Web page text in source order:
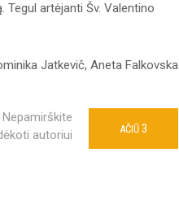
artėjanti Šv. Valentino
Jatkevič, Aneta Falkovska
Nepamirškite
autoriui
AČIŪ 3